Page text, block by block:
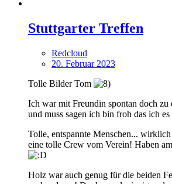
Stuttgarter Treffen
Redcloud
20. Februar 2023
Tolle Bilder Tom
Ich war mit Freundin spontan doch zu
und muss sagen ich bin froh das ich
Tolle, entspannte Menschen...
eine tolle Crew vom Verein! Haben
Holz war auch genug für die beiden